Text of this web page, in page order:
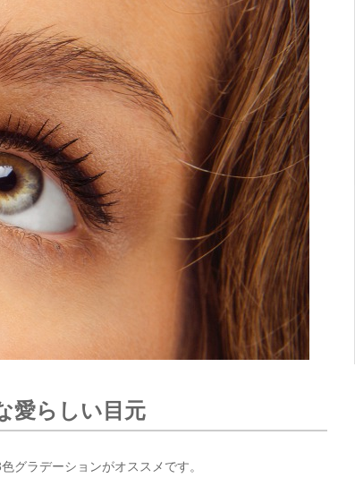
愛らしい目元
グラデーションがオススメです。